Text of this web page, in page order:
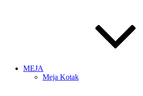
MEJA
Meja Kotak